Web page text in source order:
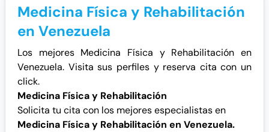
Medicina Física y Rehabilitación
en Venezuela
Los mejores Medicina Física y Rehabilitación en
Venezuela. Visita sus perfiles y reserva cita con un
click.
Medicina Física y Rehabilitación
Solicita tu cita con los mejores especialistas en
Medicina Física y Rehabilitación en Venezuela.